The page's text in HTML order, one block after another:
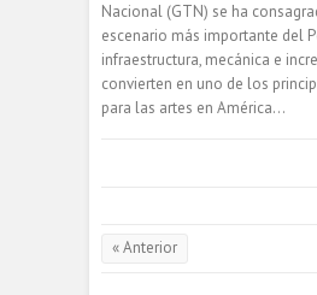
Nacional (GTN) se ha
escenario más importante del
infraestructura, mecánica e
convierten en uno de los
para las artes en América…
« Anterior